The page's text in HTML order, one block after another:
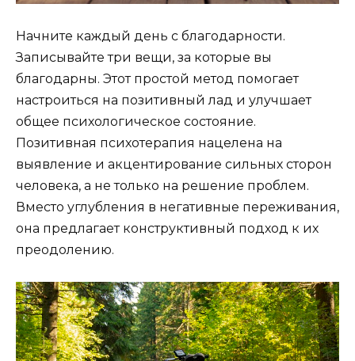
Начните каждый день с благодарности.
Записывайте три вещи, за которые вы
благодарны. Этот простой метод помогает
настроиться на позитивный лад и улучшает
общее психологическое состояние.
Позитивная психотерапия нацелена на
выявление и акцентирование сильных сторон
человека, а не только на решение проблем.
Вместо углубления в негативные переживания,
она предлагает конструктивный подход к их
преодолению.